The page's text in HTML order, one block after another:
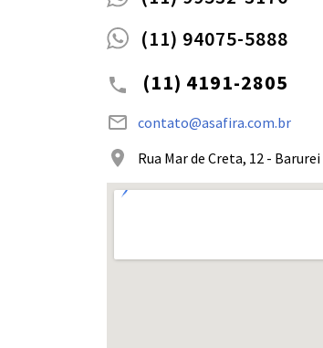
(11) 94075-5888
(11) 4191-2805
contato@asafira.com.br
Rua Mar de Creta, 12 - Barurei